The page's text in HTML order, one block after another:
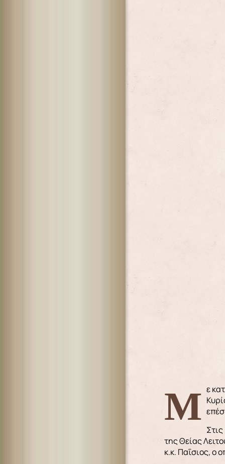
Με κατάνυξη και μεγαλοπρέπεια η νήσος Αστροπαλιά εόρτασε την Κοίμηση και την εις ουρανούς Μετάσταση της
της Θείας
κ.κ. Παΐσιος, ο